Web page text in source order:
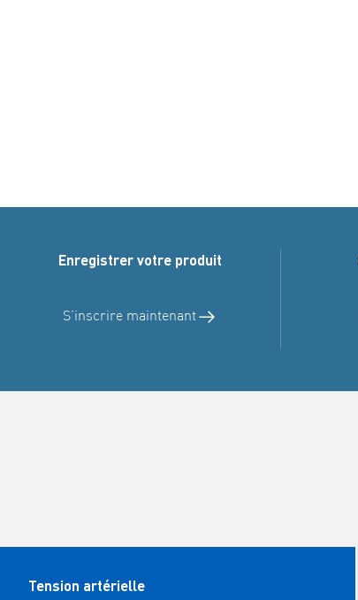
Enregistrer votre produit
S’inscrire maintenant
Tension artérielle